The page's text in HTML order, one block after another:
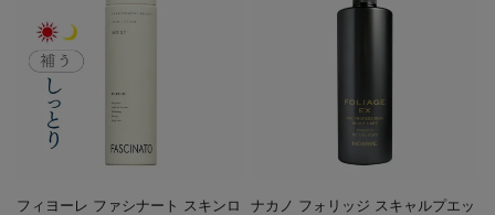
フィヨーレ ファシナート スキンロ
ナカノ フォリッジ スキャルプエッ